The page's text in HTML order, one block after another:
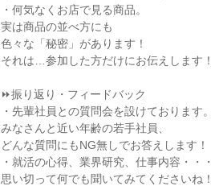
・何気なくお店で見る商品。
実は商品の並べ方にも
色々な「秘密」があります！
それは…参加した方だけにお伝えします！
⏩振り返り・フィードバック
・先輩社員との質問会を設けております。
みなさんと近い年齢の若手社員、
どんな質問にもNG無しでお答えします！
・就活の心得、業界研究、仕事内容・・・
思い切って何でも聞いてみてくださいね！